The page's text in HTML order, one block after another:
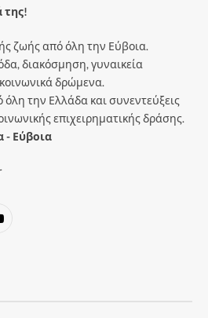
της!
ζωής από όλη την Εύβοια.
διακόσμηση, γυναικεία
δρώμενα.
όλη την Ελλάδα και συνεντεύξεις
επιχειρηματικής δράσης.
- Εύβοια